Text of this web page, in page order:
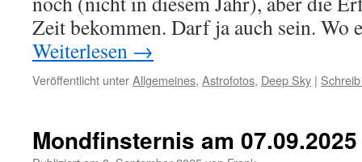
Zeit bekommen. Darf ja auch sein. Wo
Weiterlesen →
Veröffentlicht unterAllgemeines, Astrofotos, Deep Sky |
Mondfinsternis am 07.09.2025